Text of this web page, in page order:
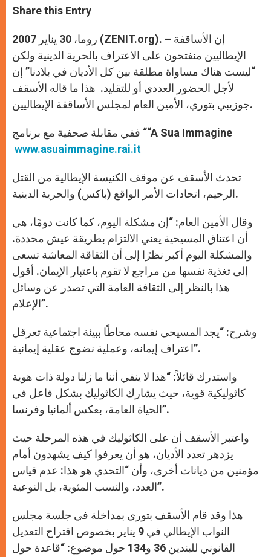
t
s
p
p
s
e
g
e
r
e
b
o
k
r
Share this Entry
روما، 30 يناير 2007 (ZENIT.org). – إن الأساقفة
الإيطاليين منفتحون على الاعتراف بالحرية الدينية ولكن
“ليست هناك مساواة مطلقة بين كل الأديان في بلادنا” إن
لأجل الحضور العددي أو للتقليد. هذا ما قاله الأسقف
جوزيبي بتوري، الأمين العام لمجلس الأساقفة الإيطاليين.
ففي مقابلة صحفية مع برنامج ““A Sua Immagine
www.asuaimmagine.rai.it
تحدث الأسقف عن موقف الكنيسة الإيطالية من القتل
الرحيم، اتحادات الأمر الواقع (باكس) والحرية الدينية.
وقال الأمين العام: “إن مشكلة اليوم، كما كانت دومًا، هي
أن اعتناق المسيحية يعني الالتزام بطريقة عيش محددة.
والمشكلة اليوم أكبر نظرًا إلى أن الثقاقة المعاشة تسعى
إلى تغذية نفسها من مراجع لا تقوم باعتبار الإيمان. أقول
هذا بالنظر إلى الثقافة العامة التي تصدر عن وسائل
الإعلام”.
وشرح: “يجد المسيحي نفسه محاطًا ببيئة اجتماعية تعرقل
اعتراف إيمانه، وعملية نضوج عقلية إيمانية”.
واستدرك قائلاً: “هذا لا ينفي أننا ما زلنا دولة ذات هوية
كاثوليكية قوية، حيث يشارك الكاثوليك بشكل فاعل في
الحياة العامة، بعكس ألمانيا وفرنسا”.
واعتبر الأسقف أن على الكاثوليك في هذه المرحلة حيث
يزدهر تعدد الأديان، هو أن يعرفوا كيف يشهدون أمام
مؤمنين من ديانات أخرى، وأن “التحدي هو هذا: عدم قياس
العدد، والنسب المئوية، بل النوعية”.
هذا وقد قام الأسقف بتوري بمداخلة في جلسة مجلس
النواب الإيطالي في 9 يناير بخصوص اقتراح التعديل
القانوني للبندين 36 و134 حول موضوع: “قاعدة حول